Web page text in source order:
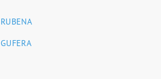
RUBENA
GUFERA